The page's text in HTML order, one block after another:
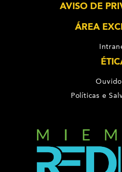
AVISO DE
ÁREA
Políticas e